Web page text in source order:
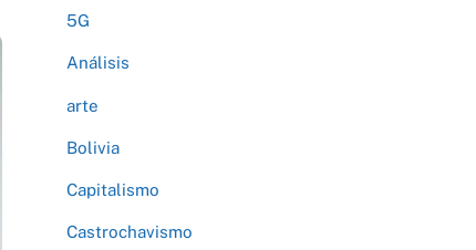
5G
Análisis
arte
Bolivia
Capitalismo
Castrochavismo